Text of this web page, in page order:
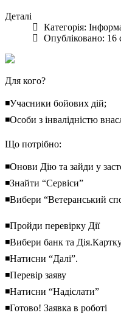
Деталі
Категорія:
Опубліковано: 16
Для кого?
◾Учасники бойових дій;
◾Особи з інвалідністю
Що потрібно:
◾Онови Дію та зайди у
◾Знайти “Сервіси”
◾Вибери “Ветеранський
◾Пройди перевірку Дії
◾Вибери банк та
◾Натисни “Далі”.
◾Перевір заяву
◾Натисни “Надіслати”
◾Готово! Заявка в роботі